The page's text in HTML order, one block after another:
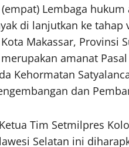
Lembaga hukum
di lanjutkan ke
Makassar, Provinsi
amanat
Kehormatan
dan
Tim Setmilpres
Selatan ini